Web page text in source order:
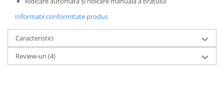
Informatii conformitate produs
Caracteristici
Review-uri(4)